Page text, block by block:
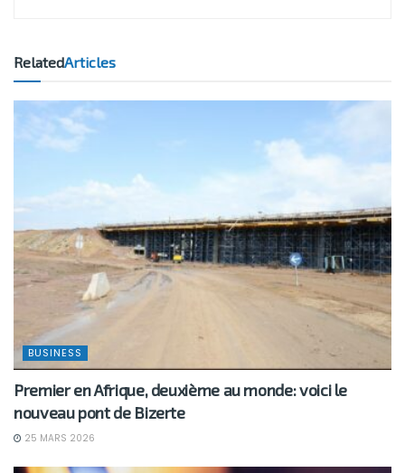
RelatedArticles
BUSINESS
Premier en Afrique, deuxième au monde: voici le
nouveau pont de Bizerte
25 MARS 2026